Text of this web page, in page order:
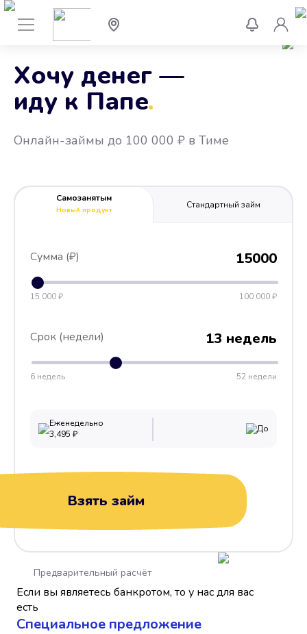
Хочу денег —
иду к Папе
.
Онлайн-займы до 100 000 ₽ в Тиме
Самозанятым
Новый продукт
Стандартный займ
Сумма (₽) 15000
15 000 ₽ 100 000 ₽
Срок (недели) 13 недель
6 недель 52 недели
Еженедельно
3,495 ₽ До
Взять займ
Если вы являетесь банкротом, то у нас для вас
есть
Cпециальное предложение
Предварительный расчёт